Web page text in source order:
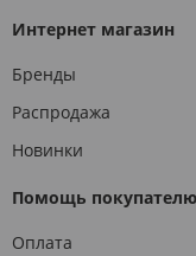
Интернет магазин
Бренды
Распродажа
Новинки
Помощь покупателю
Оплата